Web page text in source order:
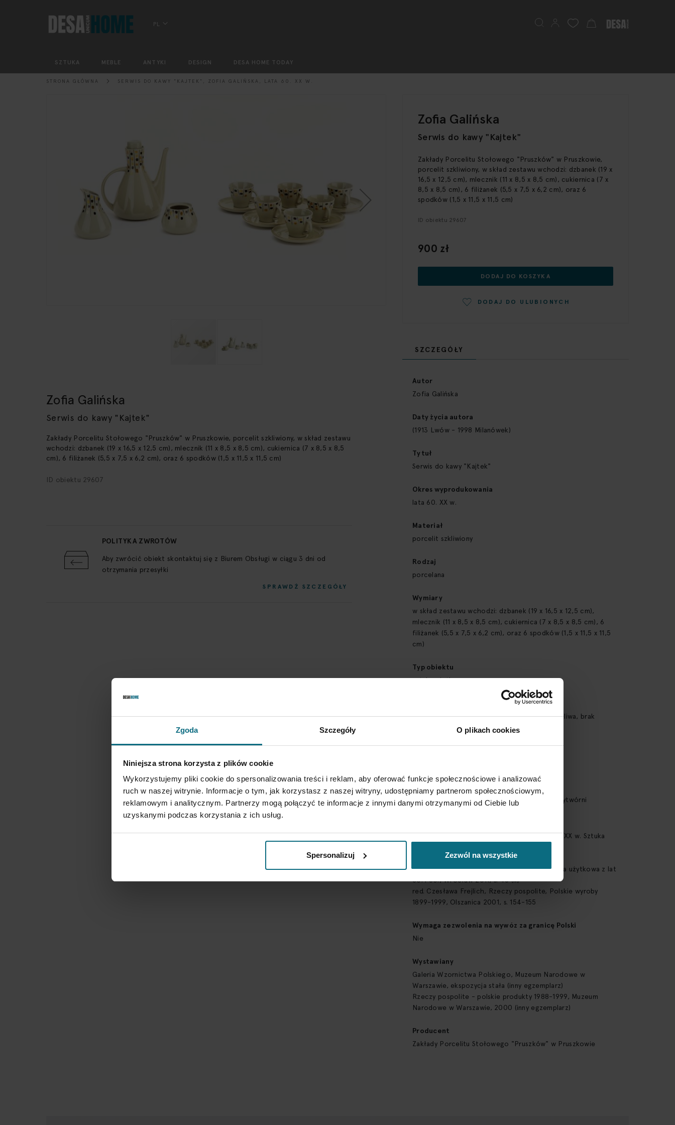
Zgoda Szczegóły O plikach cookies
Niniejsza strona korzysta z plików cookie
Wykorzystujemy pliki cookie do spersonalizowania treści i reklam, aby oferować funkcje społecznościowe i analizować
ruch w naszej witrynie. Informacje o tym, jak korzystasz z naszej witryny, udostępniamy partnerom społecznościowym,
reklamowym i analitycznym. Partnerzy mogą połączyć te informacje z innymi danymi otrzymanymi od Ciebie lub
uzyskanymi podczas korzystania z ich usług.
Spersonalizuj Zezwól na wszystkie
PL
Mój koszyk
Szukaj
SZTUKA MEBLE ANTYKI DESIGN DESA HOME TODAY
STRONA GŁÓWNA SERWIS DO KAWY "KAJTEK", ZOFIA GALIŃSKA, LATA 60. XX W.
galerii
Zofia Galińska
Serwis do kawy "Kajtek"
Zakłady Porcelitu Stołowego "Pruszków" w Pruszkowie, porcelit szkliwiony, w skład zestawu
wchodzi: dzbanek (19 x 16,5 x 12,5 cm), mlecznik (11 x 8,5 x 8,5 cm), cukiernica (7 x 8,5 x 8,5
cm), 6 filiżanek (5,5 x 7,5 x 6,2 cm), oraz 6 spodków (1,5 x 11,5 x 11,5 cm)
ID obiektu 29607
POLITYKA ZWROTÓW
Aby zwrócić obiekt skontaktuj się z Biurem Obsługi w ciągu 3 dni od
otrzymania przesyłki
SPRAWDŹ SZCZEGÓŁY
Zofia Galińska
Zakłady Porcelitu Stołowego "Pruszków" w Pruszkowie,
porcelit szkliwiony, w skład zestawu wchodzi: dzbanek (19 x
16,5 x 12,5 cm), mlecznik (11 x 8,5 x 8,5 cm), cukiernica (7 x
8,5 x 8,5 cm), 6 filiżanek (5,5 x 7,5 x 6,2 cm), oraz 6
spodków (1,5 x 11,5 x 11,5 cm)
Serwis do kawy "Kajtek"
ID obiektu 29607
900 zł
DODAJ DO KOSZYKA
DODAJ DO ULUBIONYCH
SZCZEGÓŁY
informacji
Autor
Zofia Galińska
Daty życia autora
(1913 Lwów - 1998 Milanówek)
Tytuł
Serwis do kawy "Kajtek"
Okres wyprodukowania
lata 60. XX w.
Materiał
porcelit szkliwiony
Rodzaj
porcelana
Wymiary
w skład zestawu wchodzi: dzbanek (19 x 16,5 x 12,5 cm),
mlecznik (11 x 8,5 x 8,5 cm), cukiernica (7 x 8,5 x 8,5 cm), 6
filiżanek (5,5 x 7,5 x 6,2 cm), oraz 6 spodków (1,5 x 11,5 x 11,5
cm)
Typ obiektu
sztuka użytkowa
pęknięcie na jednym ze spodków, spękania szkliwa, brak
przykrywki cukiernicy
Sygnatura
pod spodem każdego elementu oznaczenie wytwórni
por. Joanna Hübner-Wojciechowska, Lata 60. XX w. Sztuka
Warszawa 2014, s. 237 (il.)
por. Barbara Banaś, Polski New Look. Ceramika użytkowa z lat
50. i 60., Wrocław 2011, s. 45 (il.)
red. Czesława Frejlich, Rzeczy pospolite, Polskie wyroby
1899-1999, Olszanica 2001, s. 154-155
Wymaga zezwolenia na wywóz za granicę Polski
Nie
Wystawiany
Galeria Wzornictwa Polskiego, Muzeum Narodowe w
Warszawie, ekspozycja stała (inny egzemplarz)
Rzeczy pospolite - polskie produkty 1988-1999, Muzeum
Narodowe w Warszawie, 2000 (inny egzemplarz)
Producent
Zakłady Porcelitu Stołowego "Pruszków" w Pruszkowie